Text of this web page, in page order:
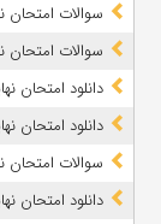
سوالات امتحان نهایی شیمی 3
سوالات امتحان نهایی تاریخ 3 انسانی
دانلود امتحان نهایی عربی 2 پایه
دانلود امتحان نهایی جامعه
سوالات امتحان
دانلود امتحان